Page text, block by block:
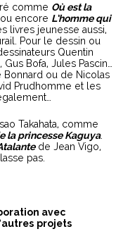
comme Où est la
encore L’homme qui
livres jeunesse aussi,
Pour le dessin ou
Quentin
Bofa, Jules Pascin…
ou de Nicolas
Prudhomme et les
Takahata, comme
la princesse Kaguya.
de Jean Vigo,
pas.
avec
projets